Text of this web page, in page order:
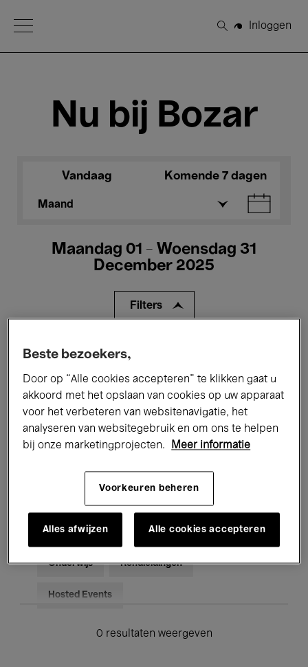
Open Menu
Zoeken
Inloggen
Nu bij Bozar
Vandaag Komende 7 dagen
Maand
Maandag 01 - Woensdag 31
December 2025
Filters
Alle evenementen
Tentoonstellingen Films
Performances Lezingen & Debatten
Jazz Klassieke Muziek Global Music
Voor iedereen Kids’ Palace
Onderwijs Rondleidingen
Hosted Events
0 resultaten weergeven
Beste bezoekers,
Door op “Alle cookies accepteren” te klikken gaat u
akkoord met het opslaan van cookies op uw apparaat
voor het verbeteren van websitenavigatie, het
analyseren van websitegebruik en om ons te helpen
bij onze marketingprojecten.
Meer informatie
Voorkeuren beheren
Alles afwijzen Alle cookies accepteren